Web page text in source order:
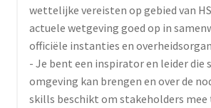
wettelijke vereisten op gebied van
actuele wetgeving goed op in
officiële instanties en
- Je bent een inspirator en leider die
omgeving kan brengen en over de
skills beschikt om stakeholders